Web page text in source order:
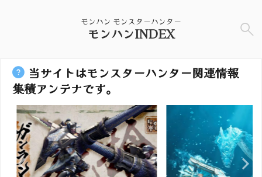
モンハン モンスターハンター
モンハンINDEX
当サイトはモンスターハンター関連情報
集積アンテナです。